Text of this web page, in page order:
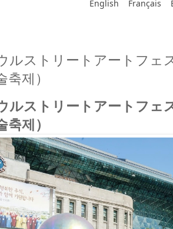
English Français
ルストリートアートフェ
축제）
ルストリートアートフェ
축제）